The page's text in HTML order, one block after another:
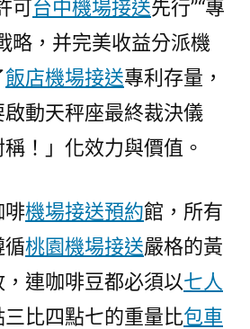
可台中機場接送先行”“專
略，并完美收益分派機
飯店機場接送專利存量，
動天秤座最終裁決儀
！」化效力與價值。
啡機場接送預約館，所有
循桃園機場接送嚴格的黃
連咖啡豆都必須以七人
三比四點七的重量比包車